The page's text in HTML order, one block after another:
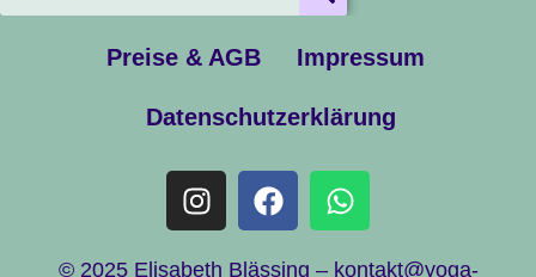
Preise & AGB Impressum
Datenschutzerklärung
© 2025 Elisabeth Blässing – kontakt@yoga-